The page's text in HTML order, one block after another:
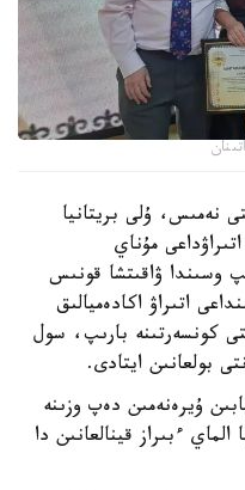
نەمىس، ۇلى بريتانيا
اتىراۋداعى مۇناي
وسىندا ۋاقىتشا قونىس
اتىراۋ اكادەميالىق
كونسەرتىنە بارىپ، سول
بولعانىن ايتادى.
ۇيرەنەمىن دەپ وزىنە
ءبىراز قينالعانىن دا